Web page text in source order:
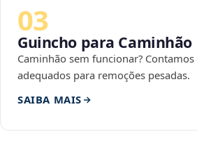
03
Guincho para Caminhão
Caminhão sem funcionar?
adequados para remoções pesadas.
SAIBA MAIS